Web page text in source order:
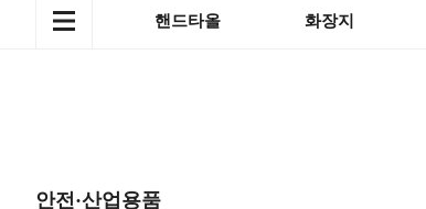
핸드타올 화장지
안전·산업용품